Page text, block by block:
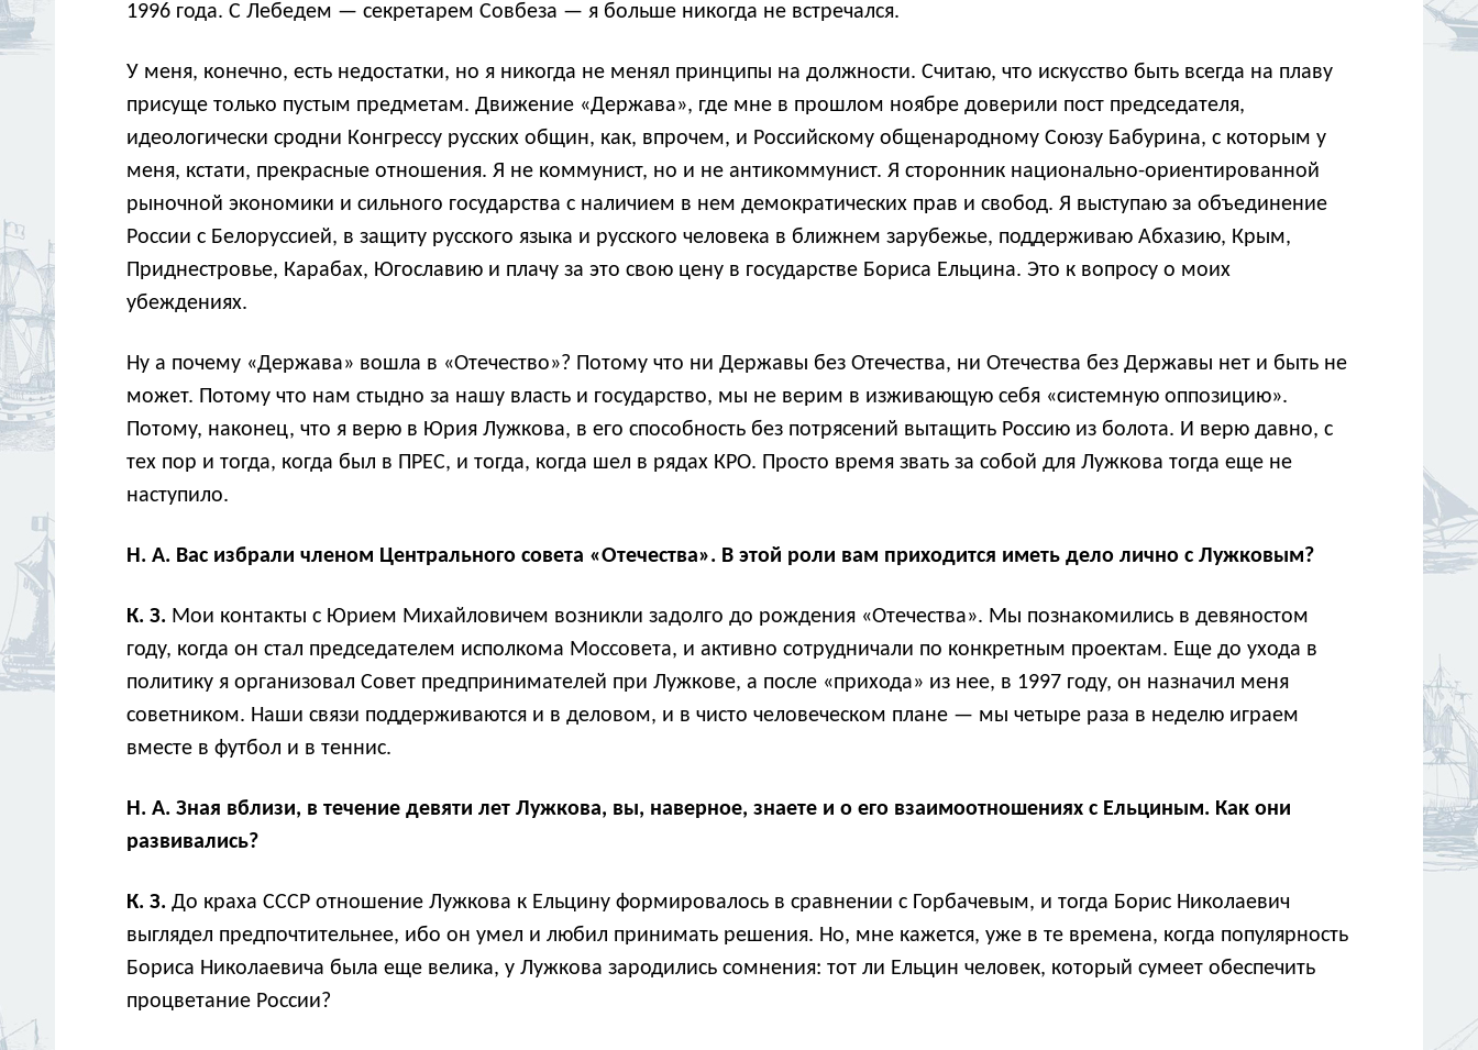
1996 года. С Лебедем — секретарем Совбеза — я больше никогда не встречался.
У меня, конечно, есть недостатки, но я никогда не менял принципы на должности. Считаю, что искусство быть всегда на плаву
присуще только пустым предметам. Движение «Держава», где мне в прошлом ноябре доверили пост председателя,
идеологически сродни Конгрессу русских общин, как, впрочем, и Российскому общенародному Союзу Бабурина, с которым у
меня, кстати, прекрасные отношения. Я не коммунист, но и не антикоммунист. Я сторонник национально-ориентированной
рыночной экономики и сильного государства с наличием в нем демократических прав и свобод. Я выступаю за объединение
России с Белоруссией, в защиту русского языка и русского человека в ближнем зарубежье, поддерживаю Абхазию, Крым,
Приднестровье, Карабах, Югославию и плачу за это свою цену в государстве Бориса Ельцина. Это к вопросу о моих
убеждениях.
Ну а почему «Держава» вошла в «Отечество»? Потому что ни Державы без Отечества, ни Отечества без Державы нет и быть не
может. Потому что нам стыдно за нашу власть и государство, мы не верим в изживающую себя «системную оппозицию».
Потому, наконец, что я верю в Юрия Лужкова, в его способность без потрясений вытащить Россию из болота. И верю давно, с
тех пор и тогда, когда был в ПРЕС, и тогда, когда шел в рядах КРО. Просто время звать за собой для Лужкова тогда еще не
наступило.
Н. А. Вас избрали членом Центрального совета «Отечества». В этой роли вам приходится иметь дело лично с Лужковым?
К. З. Мои контакты с Юрием Михайловичем возникли задолго до рождения «Отечества». Мы познакомились в девяностом
году, когда он стал председателем исполкома Моссовета, и активно сотрудничали по конкретным проектам. Еще до ухода в
политику я организовал Совет предпринимателей при Лужкове, а после «прихода» из нее, в 1997 году, он назначил меня
советником. Наши связи поддерживаются и в деловом, и в чисто человеческом плане — мы четыре раза в неделю играем
вместе в футбол и в теннис.
Н. А. Зная вблизи, в течение девяти лет Лужкова, вы, наверное, знаете и о его взаимоотношениях с Ельциным. Как они
развивались?
К. З. До краха СССР отношение Лужкова к Ельцину формировалось в сравнении с Горбачевым, и тогда Борис Николаевич
выглядел предпочтительнее, ибо он умел и любил принимать решения. Но, мне кажется, уже в те времена, когда популярность
Бориса Николаевича была еще велика, у Лужкова зародились сомнения: тот ли Ельцин человек, который сумеет обеспечить
процветание России?